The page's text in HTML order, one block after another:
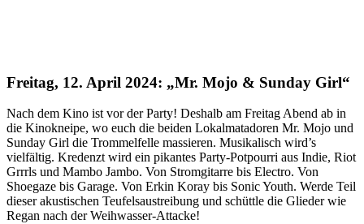
Freitag, 12. April 2024: „Mr. Mojo & Sunday Girl“
Nach dem Kino ist vor der Party! Deshalb am Freitag Abend ab in
die Kinokneipe, wo euch die beiden Lokalmatadoren Mr. Mojo und
Sunday Girl die Trommelfelle massieren. Musikalisch wird’s
vielfältig. Kredenzt wird ein pikantes Party-Potpourri aus Indie, Riot
Grrrls und Mambo Jambo. Von Stromgitarre bis Electro. Von
Shoegaze bis Garage. Von Erkin Koray bis Sonic Youth. Werde Teil
dieser akustischen Teufelsaustreibung und schüttle die Glieder wie
Regan nach der Weihwasser-Attacke!